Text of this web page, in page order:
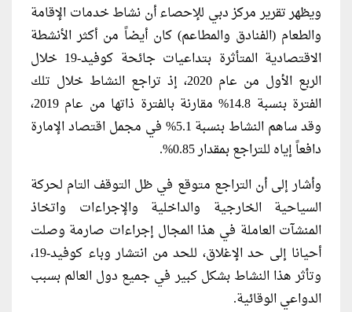
ويظهر تقرير مركز دبي للإحصاء أن نشاط خدمات الإقامة
والطعام (الفنادق والمطاعم) كان أيضاً من أكثر الأنشطة
الاقتصادية المتأثرة بتداعيات جائحة كوفيد-19 خلال
الربع الأول من عام 2020، إذ تراجع النشاط خلال تلك
الفترة بنسبة 14.8% مقارنة بالفترة ذاتها من عام 2019،
وقد ساهم النشاط بنسبة 5.1% في مجمل اقتصاد الإمارة
دافعاً إياه للتراجع بمقدار 0.85%.
وأشار إلى أن التراجع متوقع في ظل التوقف التام لحركة
السياحية الخارجية والداخلية والإجراءات واتخاذ
المنشآت العاملة في هذا المجال إجراءات صارمة وصلت
أحيانا إلى حد الإغلاق، للحد من انتشار وباء كوفيد-19،
وتأثر هذا النشاط بشكل كبير في جميع دول العالم بسبب
الدواعي الوقائية.